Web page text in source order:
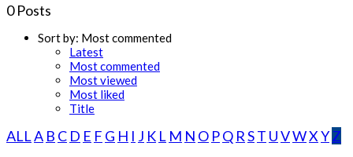
0 Posts
Sort by: Most commented
Latest
Most commented
Most viewed
Most liked
Title
ALLA B C D E F G H I J K L M N O PQ RST UVWXYZ